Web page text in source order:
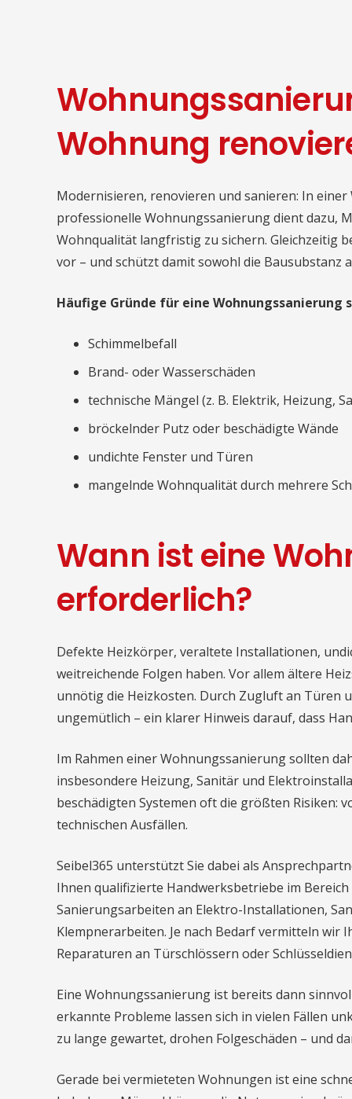
Wohnung
Modernisieren, renovieren und sanieren: In
professionelle Wohnungssanierung dient dazu,
Wohnqualität langfristig zu sichern. Gleichzeitig
vor – und schützt damit sowohl die Bausubstanz
Häufige Gründe für eine Wohnungssanierung
Schimmelbefall
Brand- oder Wasserschäden
technische Mängel (z. B. Elektrik, Heizung,
bröckelnder Putz oder beschädigte Wände
undichte Fenster und Türen
mangelnde Wohnqualität durch mehrere
Wann ist eine
erforderlich?
Defekte Heizkörper, veraltete Installationen,
weitreichende Folgen haben. Vor allem ältere
unnötig die Heizkosten. Durch Zugluft an Türen
ungemütlich – ein klarer Hinweis darauf, dass
Im Rahmen einer Wohnungssanierung sollten
insbesondere Heizung, Sanitär und
beschädigten Systemen oft die größten Risiken:
technischen Ausfällen.
Seibel365 unterstützt Sie dabei als
Ihnen qualifizierte Handwerksbetriebe im
Sanierungsarbeiten an Elektro-Installationen,
Klempnerarbeiten. Je nach Bedarf vermitteln
Reparaturen an Türschlössern oder
Eine Wohnungssanierung ist bereits dann
erkannte Probleme lassen sich in vielen Fällen
zu lange gewartet, drohen Folgeschäden – und
Gerade bei vermieteten Wohnungen ist eine